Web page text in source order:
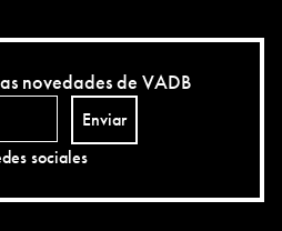
novedades de VADB
Enviar
sociales